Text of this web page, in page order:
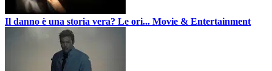
Il danno è una storia vera? Le ori... Movie & Entertainment